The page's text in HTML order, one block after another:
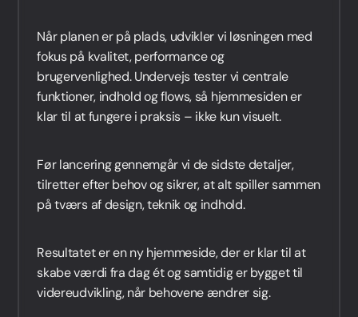
Når planen er på plads, udvikler vi løsningen med
fokus på kvalitet, performance og
brugervenlighed. Undervejs tester vi centrale
funktioner, indhold og flows, så hjemmesiden er
klar til at fungere i praksis – ikke kun visuelt.
Før lancering gennemgår vi de sidste detaljer,
tilretter efter behov og sikrer, at alt spiller sammen
på tværs af design, teknik og indhold.
Resultatet er en ny hjemmeside, der er klar til at
skabe værdi fra dag ét og samtidig er bygget til
videreudvikling, når behovene ændrer sig.